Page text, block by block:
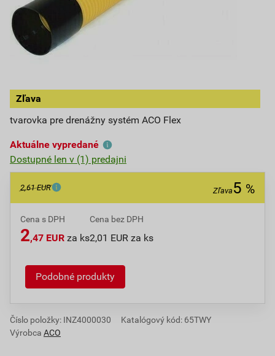
Zľava
tvarovka pre drenážny systém ACO Flex
Aktuálne vypredané
Dostupné len v (1) predajni
2,61 EUR Zľava 5 %
Cena s DPH
2,47 EUR za ks
Cena bez DPH
2,01 EUR za ks
Podobné produkty
Číslo položky: INZ4000030
Katalógový kód: 65TWY
Výrobca ACO